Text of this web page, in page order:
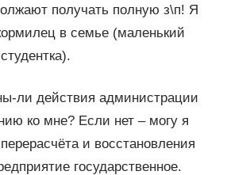
получать полную з\п! Я
в семье (маленький
ли действия администрации
ко мне? Если нет – могу я
и восстановления
государственное.